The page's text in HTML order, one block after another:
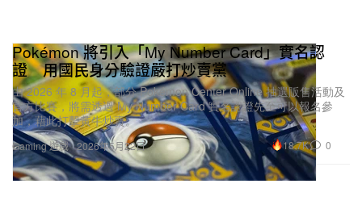
Gaming 遊戲
Pokémon 將引入「My Number Card」實名認
證 用國民身分驗證嚴打炒賣黨
由 2026 年 8 月起，部分 Pokémon Center Online 抽選販售活動及
官方比賽，將需透過 My Number Card 實名認證先至可以報名參
加，藉此打擊黃牛炒賣。
2026年5月22日 18.7K 0